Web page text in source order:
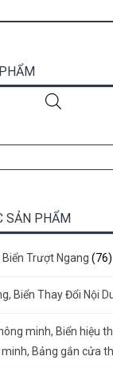
SẢN PHẨM
Biển Trượt Ngang (76)
Biển Thay Đổi Nội
minh, Biển hiệu
Bảng gắn cửa